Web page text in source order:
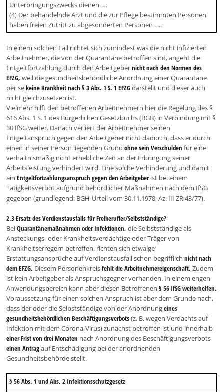
Unterbringungszwecks dienen. …
(4) Der behandelnde Arzt und die zur Pflege bestimmten Personen
haben freien Zutritt zu abgesonderten Personen . ...
In einem solchen Fall richtet sich zumindest was die nicht infizierten
Arbeitnehmer, die von der Quarantäne betroffen sind, angeht die
Entgeltfortzahlung durch den Arbeitgebernicht nach den Normen des
EFZG, weil die gesundheitsbehördliche Anordnung einer Quarantäne
per sekeine Krankheit nach § 3 Abs. 1 S. 1 EFZGdarstellt und dieser auch
nicht gleichzusetzen ist.
Vielmehr hilft den betroffenen Arbeitnehmern hier die Regelung des §
616 Abs. 1 S. 1 des Bürgerlichen Gesetzbuchs (BGB) in Verbindung mit §
30 IfSG weiter. Danach verliert der Arbeitnehmer seinen
Entgeltanspruch gegen den Arbeitgeber nicht dadurch, dass er durch
einen in seiner Person liegenden Grundohne sein Verschulden für eine
verhältnismäßig nicht erhebliche Zeit an der Erbringung seiner
Arbeitsleistung verhindert wird. Eine solche Verhinderung und damit
einEntgeltfortzahlungsanspruch gegen den Arbeitgeberist bei einem
Tätigkeitsverbot aufgrund behördlicher Maßnahmen nach dem IfSG
gegeben (grundlegend: BGH-Urteil vom 30.11.1978, Az. III ZR 43/77).
2.3 Ersatz des Verdienstausfalls für Freiberufler/Selbstständige?
BeiQuarantänemaßnahmen oder Infektionen, die Selbstständige als
Ansteckungs- oder Krankheitsverdächtige oder Träger von
Krankheitserregern betreffen, richten sich etwaige
Erstattungsansprüche auf Verdienstausfall schon begrifflichnicht nach
dem EFZG. Diesem Personenkreisfehlt die Arbeitnehmereigenschaft. Zudem
ist kein Arbeitgeber als Anspruchsgegner vorhanden. In einem engen
Anwendungsbereich kann aber diesen Betroffenen§ 56 IfSG weiterhelfen.
Voraussetzung für einen solchen Anspruch ist aber dem Grunde nach,
dass der oder die Selbstständige von der Anordnungeines
gesundheitsbehördlichen Beschäftigungsverbots(z. B. wegen Verdachts auf
Infektion mit dem Corona-Virus) zunächst betroffen ist und innerhalb
einer Frist von drei Monaten nach Anordnung des Beschäftigungsverbots
einen Antragauf Entschädigung bei der anordnenden
Gesundheitsbehörde stellt.
§ 56 Abs. 1 und Abs. 2 Infektionsschutzgesetz